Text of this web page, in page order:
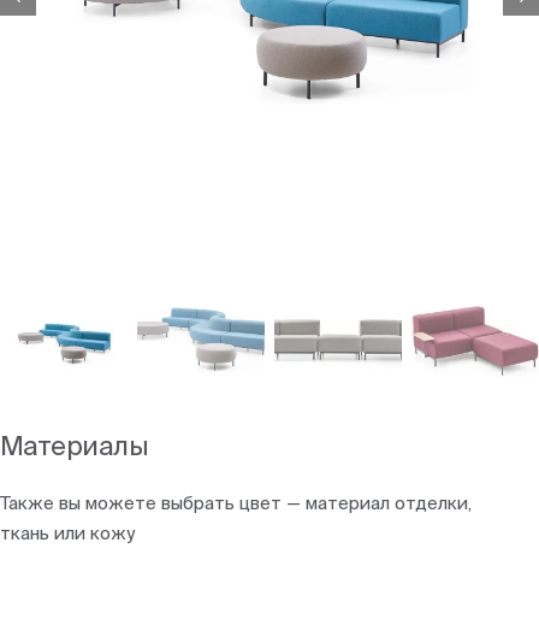
Материалы
Также вы можете выбрать цвет — материал отделки,
ткань или кожу